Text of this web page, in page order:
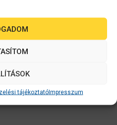
tájékoztatóImpresszum
Melyiket